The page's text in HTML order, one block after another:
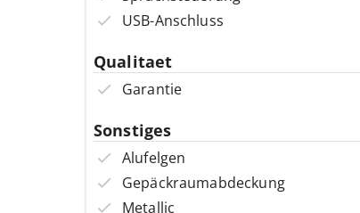
USB-Anschluss
Qualitaet
Garantie
Sonstiges
Alufelgen
Gepäckraumabdeckung
Metallic